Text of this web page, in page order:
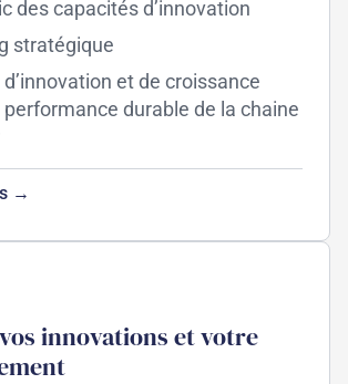
des capacités d’innovation
stratégique
et de croissance
durable de la chaine
→
innovations et votre